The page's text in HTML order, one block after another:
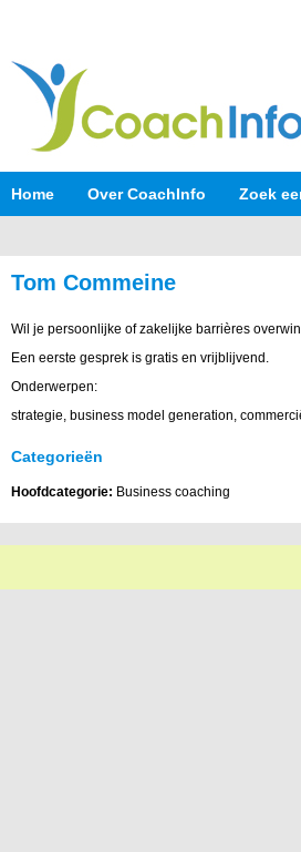
Home Over CoachInfo Zoek
Tom Commeine
Wil je persoonlijke of zakelijke barrières
Een eerste gesprek is gratis en vrijblijvend.
Onderwerpen:
strategie, business model generation,
Categorieën
Hoofdcategorie: Business coaching